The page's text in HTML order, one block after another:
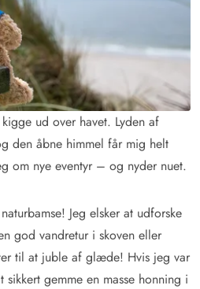
ud over havet. Lyden af
den åbne himmel får mig helt
om nye eventyr – og nyder nuet.
Jeg elsker at udforske
god vandretur i skoven eller
til at juble af glæde! Hvis jeg var
gemme en masse honning i